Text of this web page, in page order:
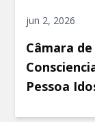
jun 2, 2026
Câmara
Pessoa